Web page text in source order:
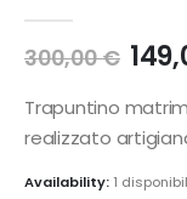
300,00€ Il
era:
Trapuntino
realizzato
Availability: 1